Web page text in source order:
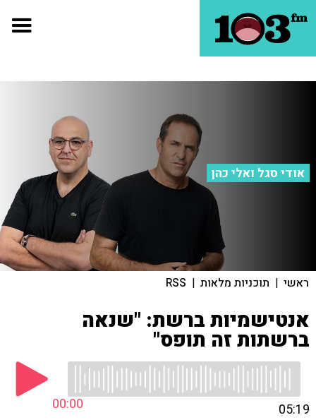
אודי סגל ואלי כהן
ראשי | תוכניות מלאות |
RSS
אנטישמיות ברשת: "שנאה
ברשתות זה תופס"
00:00 05:19